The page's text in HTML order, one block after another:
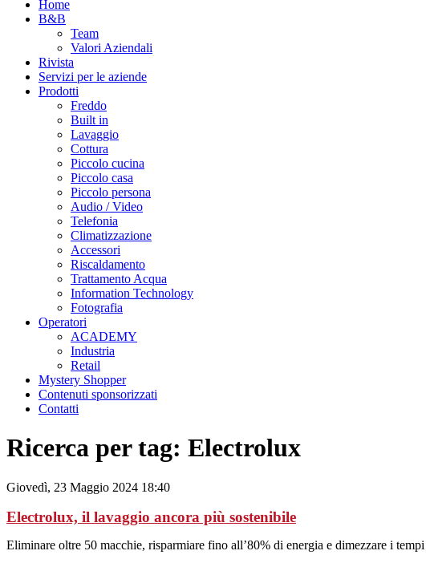
Home
B&B
Team
Valori Aziendali
Rivista
Servizi per le aziende
Prodotti
Freddo
Built in
Lavaggio
Cottura
Piccolo cucina
Piccolo casa
Piccolo persona
Audio / Video
Telefonia
Climatizzazione
Accessori
Riscaldamento
Trattamento Acqua
Information Technology
Fotografia
Operatori
ACADEMY
Industria
Retail
Mystery Shopper
Contenuti sponsorizzati
Contatti
Ricerca per tag: Electrolux
Giovedì, 23 Maggio 2024 18:40
Electrolux, il lavaggio ancora più sostenibile
Eliminare oltre 50 macchie, risparmiare fino all’80% di energia e dimezzare i